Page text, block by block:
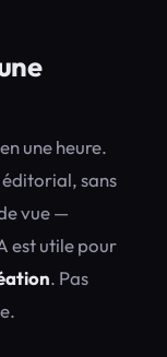
une heure.
éditorial, sans
vue —
est utile pour
. Pas